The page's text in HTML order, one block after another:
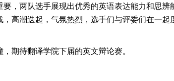
，两队选手展现出优秀的英语表达能力和思辨
高潮迭起，气氛热烈，选手们与评委们在一
期待翻译学院下届的英文辩论赛。